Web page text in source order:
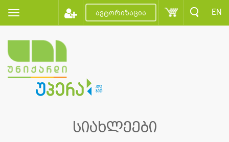
ავტორიზაცია EN
სიახლეები